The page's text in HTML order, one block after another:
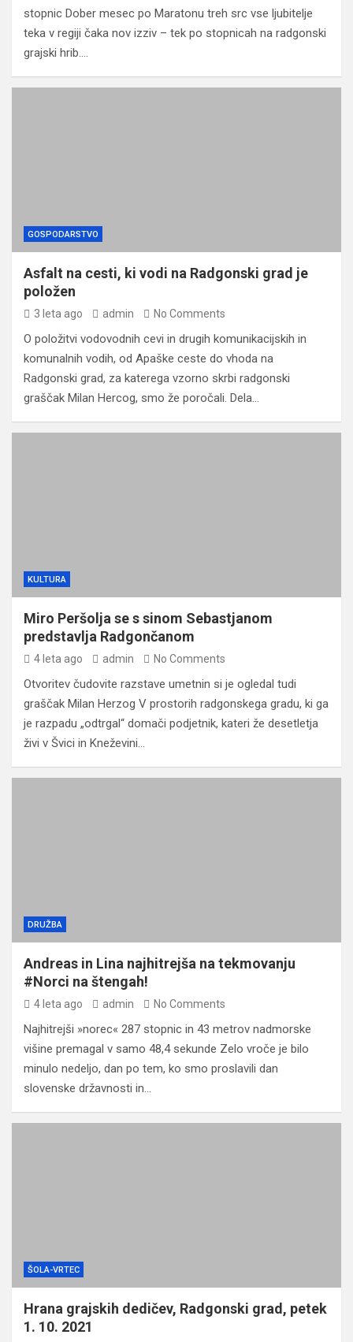
stopnic Dober mesec po Maratonu treh src vse ljubitelje
teka v regiji čaka nov izziv – tek po stopnicah na radgonski
grajski hrib.…
GOSPODARSTVO
Asfalt na cesti, ki vodi na Radgonski grad je
položen
3 leta ago admin No Comments
O položitvi vodovodnih cevi in drugih komunikacijskih in
komunalnih vodih, od Apaške ceste do vhoda na
Radgonski grad, za katerega vzorno skrbi radgonski
graščak Milan Hercog, smo že poročali. Dela…
KULTURA
Miro Peršolja se s sinom Sebastjanom
predstavlja Radgončanom
4 leta ago admin No Comments
Otvoritev čudovite razstave umetnin si je ogledal tudi
graščak Milan Herzog V prostorih radgonskega gradu, ki ga
je razpadu „odtrgal“ domači podjetnik, kateri že desetletja
živi v Švici in Kneževini…
DRUŽBA
Andreas in Lina najhitrejša na tekmovanju
#Norci na štengah!
4 leta ago admin No Comments
Najhitrejši »norec« 287 stopnic in 43 metrov nadmorske
višine premagal v samo 48,4 sekunde Zelo vroče je bilo
minulo nedeljo, dan po tem, ko smo proslavili dan
slovenske državnosti in…
ŠOLA-VRTEC
Hrana grajskih dedičev, Radgonski grad, petek
1. 10. 2021